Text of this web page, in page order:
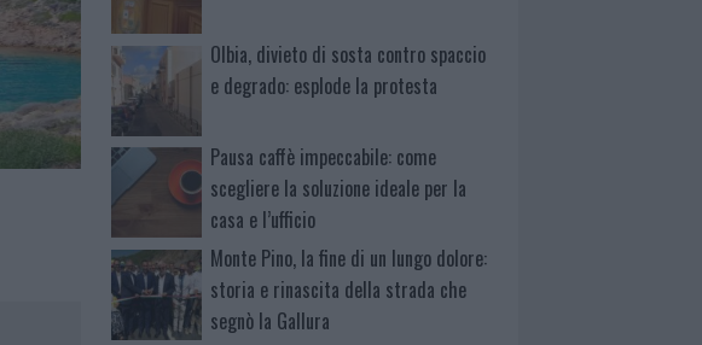
Olbia, divieto di sosta contro spaccio
e degrado: esplode la protesta
Pausa caffè impeccabile: come
scegliere la soluzione ideale per la
casa e l’ufficio
Monte Pino, la fine di un lungo dolore:
storia e rinascita della strada che
segnò la Gallura